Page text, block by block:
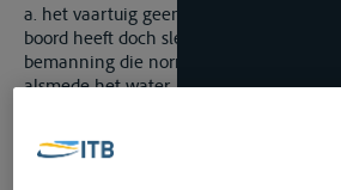
a. het vaartuig geen brandstof of
boord heeft doch slechts de uitrusting,
bemanning die normaal aan boord zijn
alsmede het water, dat niet door
niet overschrijden;